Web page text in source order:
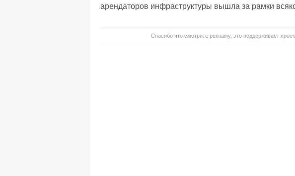
арендаторов инфраструктуры вышла за рамки
Спасибо что смотрите рекламу, это поддерживает